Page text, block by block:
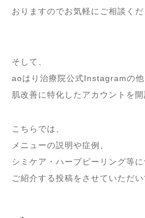
おりますのでお気軽にご相談くだ
そして、
aoはり治療院公式Instagramの他
肌改善に特化したアカウントを開
こちらでは、
メニューの説明や症例、
シミケア・ハーブピーリング等に
ご紹介する投稿をさせていただい